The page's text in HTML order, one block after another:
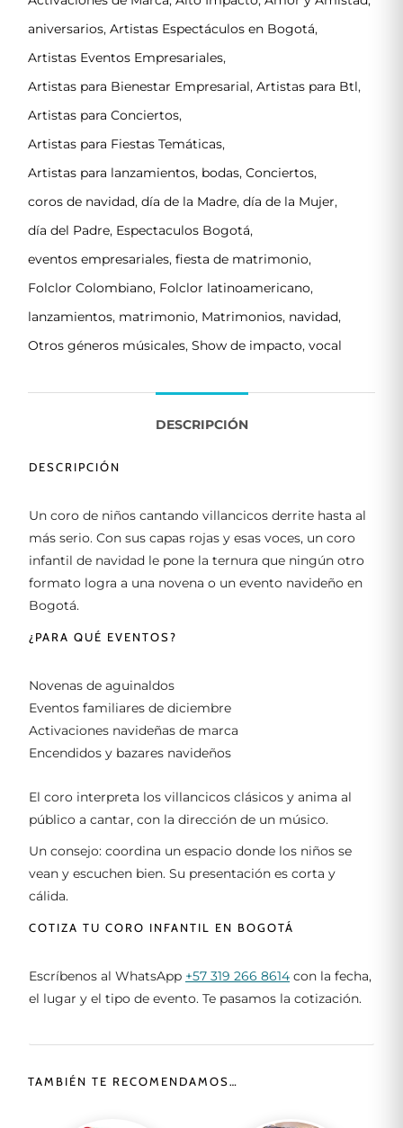
aniversarios, Artistas Espectáculos en Bogotá,
Artistas Eventos Empresariales,
Artistas para Bienestar Empresarial, Artistas para Btl,
Artistas para Conciertos,
Artistas para Fiestas Temáticas,
Artistas para lanzamientos, bodas, Conciertos,
coros de navidad, día de la Madre, día de la Mujer,
día del Padre, Espectaculos Bogotá,
eventos empresariales, fiesta de matrimonio,
Folclor Colombiano, Folclor latinoamericano,
lanzamientos, matrimonio, Matrimonios, navidad,
Otros géneros músicales, Show de impacto, vocal
DESCRIPCIÓN
DESCRIPCIÓN
Un coro de niños cantando villancicos derrite hasta al
más serio. Con sus capas rojas y esas voces, un coro
infantil de navidad le pone la ternura que ningún otro
formato logra a una novena o un evento navideño en
Bogotá.
¿PARA QUÉ EVENTOS?
Novenas de aguinaldos
Eventos familiares de diciembre
Activaciones navideñas de marca
Encendidos y bazares navideños
El coro interpreta los villancicos clásicos y anima al
público a cantar, con la dirección de un músico.
Un consejo: coordina un espacio donde los niños se
vean y escuchen bien. Su presentación es corta y
cálida.
COTIZA TU CORO INFANTIL EN BOGOTÁ
Escríbenos al WhatsApp +57 319 266 8614 con la fecha,
el lugar y el tipo de evento. Te pasamos la cotización.
TAMBIÉN TE RECOMENDAMOS…